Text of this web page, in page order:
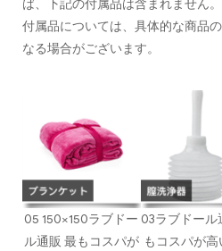
ば、下記の付属品は含まれません。
付属品については、具体的な商品
なる場合がございます。
05 150×150ラブドー
ル通販 最もコスパが
03ラブドール
もコスパが高